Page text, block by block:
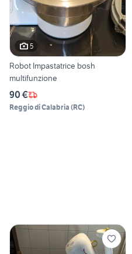
5
Robot Impastatrice bosh
multifunzione
90 €
Reggio di Calabria (RC)